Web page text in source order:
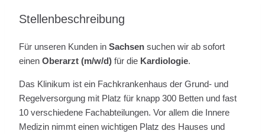
Stellenbeschreibung
Für unseren Kunden in Sachsen suchen wir ab sofort
einen Oberarzt (m/w/d) für die Kardiologie.
Das Klinikum ist ein Fachkrankenhaus der Grund- und
Regelversorgung mit Platz für knapp 300 Betten und fast
10 verschiedene Fachabteilungen. Vor allem die Innere
Medizin nimmt einen wichtigen Platz des Hauses und